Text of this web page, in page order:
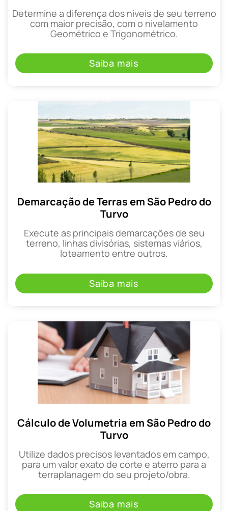
Determine a diferença dos níveis de seu terreno
com maior precisão, com o nivelamento
Geométrico e Trigonométrico.
Saiba mais
Demarcação de Terras em São Pedro do
Turvo
Execute as principais demarcações de seu
terreno, linhas divisórias, sistemas viários,
loteamento entre outros.
Saiba mais
Cálculo de Volumetria em São Pedro do
Turvo
Utilize dados precisos levantados em campo,
para um valor exato de corte e aterro para a
terraplanagem do seu projeto/obra.
Saiba mais